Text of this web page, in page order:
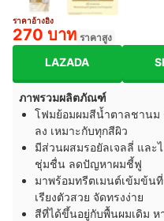
ราคาอ้างอิง
270 บาท ราคาสูง
LAZADA
ภาพรวมผลิตภัณฑ์
โฟมย้อมผมสีน้ำตาลชานม
ลง เหมาะกับทุกสีผิว
มีส่วนผสมรอยัลเจลลี่ และ
ชุ่มชื่น ลดปัญหาผมชี้ฟู
มาพร้อมทรีตเมนต์เข้มข้น
เรียงตัวสวย จัดทรงง่าย
สีที่ได้ขึ้นอยู่กับพื้นผมเดิม ห